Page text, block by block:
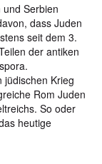
Serbien
dass Juden
seit dem 3.
der antiken
jüdischen Krieg
Rom Juden
So oder
heutige